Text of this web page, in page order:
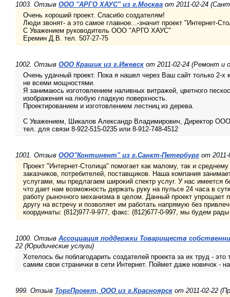
1003. Отзыв ООО "АРГО ХАУС" из г.Москва от 2011-02-24
Очень хороший проект. Спасибо создателям!
Люди звонят- а это самое главное...-значит проект "Интернет-
С Уважением руководитель ООО "АРГО ХАУС"
Еремин Д.В. тел. 507-27-75
1002. Отзыв ООО Крашик из г.Ижевск от 2011-02-24 (Ремонт и
Очень удачный проект. Пока я нашел через Ваш сайт только 2-х
не всеми мощностями.
Я занимаюсь изготовлением наливных витражей, цветного
изображения на любую гладкую поверхность.
Проектированием и изготовлением лестниц из дерева.
С Уважением, Шикалов Александр Владимирович, Директор
тел. для связи 8-922-515-0235 или 8-912-748-4512
1001. Отзыв ООО"Континент" из г.Санкт-Петербург от 2011-
Проект "Интернет-Столица" помогает как малому, так и
заказчиков, потребителей, поставщиков. Наша компания
услугами, мы предлагаем широкий спектр услуг. У нас имеется
что дает нам возможность держать руку на пульсе 24 часа в
работу рыночного механизма в целом. Данный проект упрощает
другу на встречу и позволяет им работать напрямую без
координаты: (812)977-9-977, факс: (812)677-0-997, мы будем
1000. Отзыв Ассоциация поддержки Товариществ
22 (Юридические услуги)
Хотелось бы поблагодарить создателей проекта за их труд -
самим свои странички в сети Интернет. Поймет даже новичок -
999. Отзыв ТоргПроект, ООО из г.Красноярск от 2011-02-22